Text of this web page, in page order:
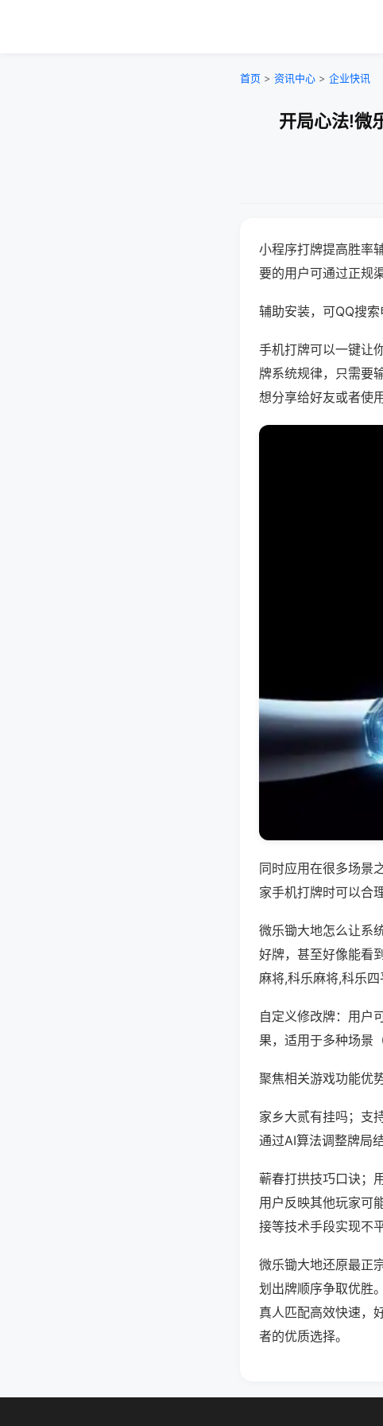
首页 > 资讯中心 > 企业快讯
开局心法!微
小程序打牌提高胜率
要的用户可通过正规
辅助安装，可QQ搜
手机打牌可以一键让
牌系统规律，只需要
想分享给好友或者使
同时应用在很多场景
家手机打牌时可以合
微乐锄大地怎么让系
好牌，甚至好像能看
麻将,科乐麻将,科乐
自定义修改牌：用户
果，适用于多种场景
聚焦相关游戏功能优
家乡大贰有挂吗；支
通过AI算法调整牌局
蕲春打拱技巧口诀；
用户反映其他玩家可
接等技术手段实现不
微乐锄大地还原最正
划出牌顺序争取优胜
真人匹配高效快速，
者的优质选择。